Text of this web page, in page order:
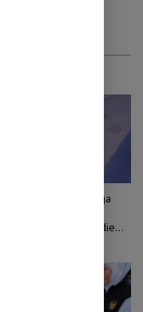
di Semampir, Warga
Scoopy. Sosok Hoodie